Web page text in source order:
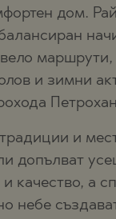
дом.
маршрути,
и зимни
и
допълват
и качество, а
небе